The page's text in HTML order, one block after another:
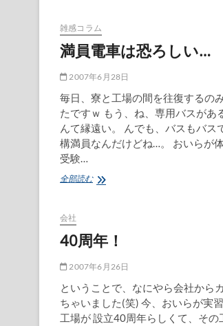
マ
ニ
ア
ク
な
一
日
ｗ
雑感コラム
満員電車は恐ろしい…
2007年6月28日
毎日、寮と工場の間を往復するの
たですｗ もう、ね、専用バスがあ
んて縁遠い。 んでも、バスもバス
構満員なんだけどね…。 おいらが
受験…
全部読む満
恐
し
会社
40周年！
2007年6月26日
ということで、なにやら会社から
ちゃいました(笑) 今、おいらが実
工場が 設立40周年らしくて、その